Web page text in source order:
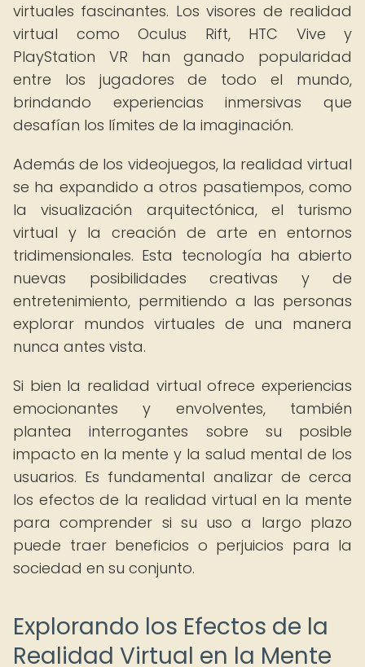
virtuales fascinantes. Los visores de realidad
virtual como Oculus Rift, HTC Vive y
PlayStation VR han ganado popularidad
entre los jugadores de todo el mundo,
brindando experiencias inmersivas que
desafían los límites de la imaginación.
Además de los videojuegos, la realidad virtual
se ha expandido a otros pasatiempos, como
la visualización arquitectónica, el turismo
virtual y la creación de arte en entornos
tridimensionales. Esta tecnología ha abierto
nuevas posibilidades creativas y de
entretenimiento, permitiendo a las personas
explorar mundos virtuales de una manera
nunca antes vista.
Si bien la realidad virtual ofrece experiencias
emocionantes y envolventes, también
plantea interrogantes sobre su posible
impacto en la mente y la salud mental de los
usuarios. Es fundamental analizar de cerca
los efectos de la realidad virtual en la mente
para comprender si su uso a largo plazo
puede traer beneficios o perjuicios para la
sociedad en su conjunto.
Explorando los Efectos de la
Realidad Virtual en la Mente